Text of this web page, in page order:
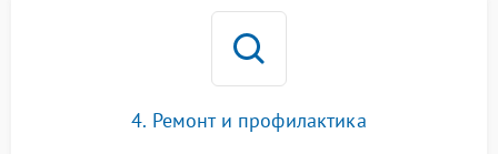
4. Ремонт и профилактика